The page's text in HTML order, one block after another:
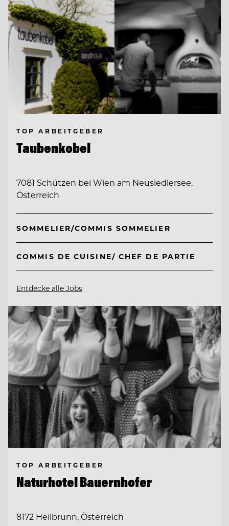
TOP ARBEITGEBER
Taubenkobel
7081 Schützen bei Wien am Neusiedlersee,
Österreich
SOMMELIER/COMMIS SOMMELIER
COMMIS DE CUISINE/ CHEF DE PARTIE
Entdecke alle Jobs
TOP ARBEITGEBER
Naturhotel Bauernhofer
8172 Heilbrunn, Österreich